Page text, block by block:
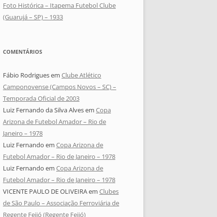
Foto Histórica – Itapema Futebol Clube
(Guarujá – SP) – 1933
COMENTÁRIOS
Fábio Rodriguesem Clube Atlético
Camponovense (Campos Novos – SC) –
Temporada Oficial de 2003
Luiz Fernando da Silva Alvesem Copa
Arizona de Futebol Amador – Rio de
Janeiro – 1978
Luiz Fernando em Copa Arizona de
Futebol Amador – Rio de Janeiro – 1978
Luiz Fernando em Copa Arizona de
Futebol Amador – Rio de Janeiro – 1978
VICENTE PAULO DE OLIVEIRAem Clubes
de São Paulo – Associação Ferroviária de
Regente Feijó (Regente Feijó)